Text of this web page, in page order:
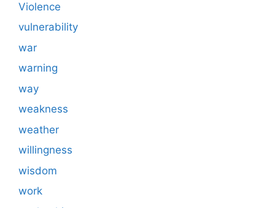
Violence
vulnerability
war
warning
way
weakness
weather
willingness
wisdom
work